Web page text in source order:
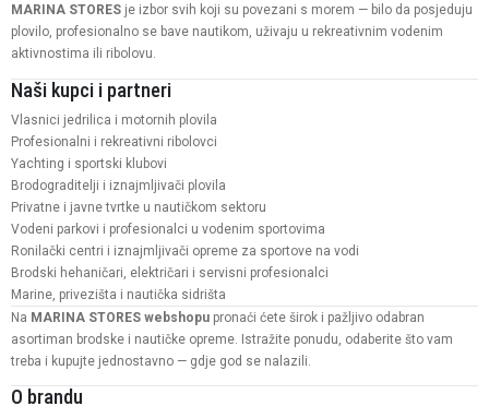
MARINA STORES je izbor svih koji su povezani s morem — bilo da posjeduju
plovilo, profesionalno se bave nautikom, uživaju u rekreativnim vodenim
aktivnostima ili ribolovu.
Naši kupci i partneri
Vlasnici jedrilica i motornih plovila
Profesionalni i rekreativni ribolovci
Yachting i sportski klubovi
Brodograditelji i iznajmljivači plovila
Privatne i javne tvrtke u nautičkom sektoru
Vodeni parkovi i profesionalci u vodenim sportovima
Ronilački centri i iznajmljivači opreme za sportove na vodi
Brodski hehaničari, električari i servisni profesionalci
Marine, privezišta i nautička sidrišta
Na MARINA STORES webshopu pronaći ćete širok i pažljivo odabran
asortiman brodske i nautičke opreme. Istražite ponudu, odaberite što vam
treba i kupujte jednostavno — gdje god se nalazili.
O brandu